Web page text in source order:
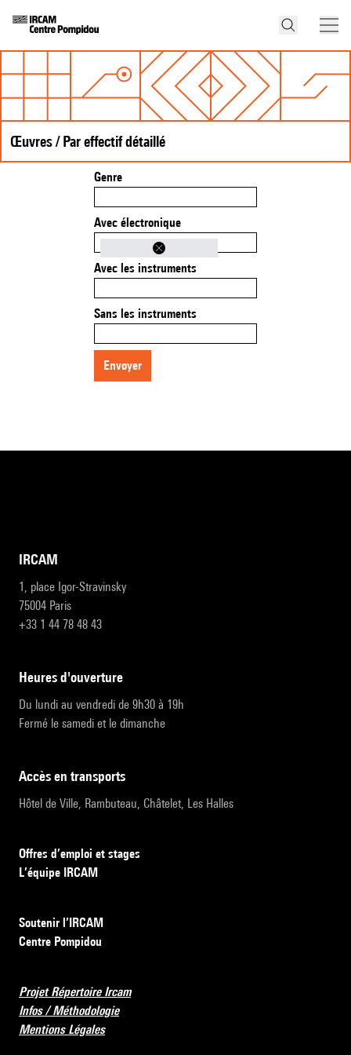
Œuvres / Par effectif détaillé
Genre
Avec électronique
Avec les instruments
Sans les instruments
envoyer
IRCAM
1, place Igor-Stravinsky
75004 Paris
+33 1 44 78 48 43
heures d'ouverture
Du lundi au vendredi de 9h30 à 19h
Fermé le samedi et le dimanche
accès en transports
Hôtel de Ville, Rambuteau, Châtelet, Les Halles
Offres d’emploi et stages
L’équipe IRCAM
Soutenir l’IRCAM
Centre Pompidou
Projet Répertoire Ircam
Infos / Méthodologie
Mentions Légales